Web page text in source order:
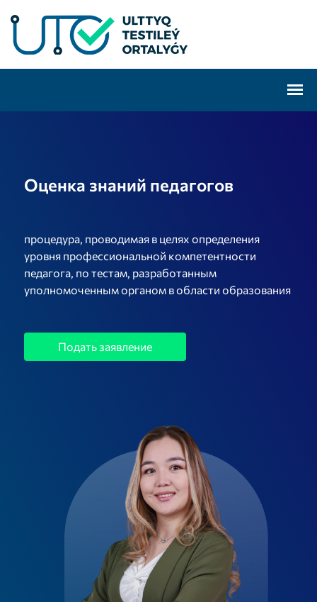
Оценка знаний педагогов
процедура, проводимая в целях определения
уровня профессиональной компетентности
педагога, по тестам, разработанным
уполномоченным органом в области образования
Подать заявление